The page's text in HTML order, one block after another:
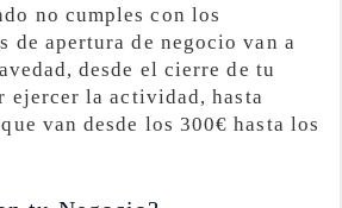
no cumples con los
de apertura de negocio van a
desde el cierre de tu
ejercer la actividad, hasta
van desde los 300€ hasta los